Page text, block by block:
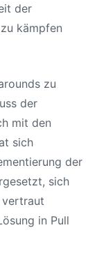
der
zu kämpfen
zu
der
mit den
sich
der
sich
vertraut
in Pull